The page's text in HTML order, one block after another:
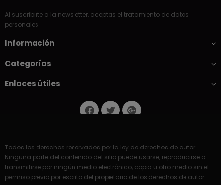
Al suscribirte a la newsletter, aceptas el tratamiento de datos
personales
Información
Categorías
Enlaces útiles
Todos los derechos reservados por la ley de derechos de autor.
Ninguna parte del contenido del sitio puede usarse, reproducirse o
transmitirse por ningún medio electrónico, copia u otro medio sin el
permiso previo por escrito del propietario de los derechos de autor.